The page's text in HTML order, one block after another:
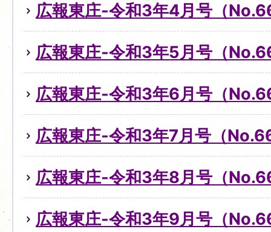
広報東庄-令和3年4月号（
広報東庄-令和3年5月号（
広報東庄-令和3年6月号（
広報東庄-令和3年7月号（
広報東庄-令和3年8月号（
広報東庄-令和3年9月号（